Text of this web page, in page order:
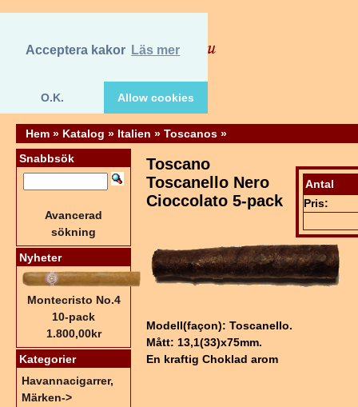
Acceptera kakor Läs mer
O.K. Allow cookies
Hem » Katalog » Italien » Toscanos »
Antal
Pris:
Toscano
Toscanello Nero
Cioccolato 5-pack
Modell(façon): Toscanello.
Mått: 13,1(33)x75mm.
En kraftig Choklad arom
Snabbsök
Avancerad
sökning
Nyheter
Montecristo No.4
10-pack
1.800,00kr
Kategorier
Havannacigarrer,
Märken->